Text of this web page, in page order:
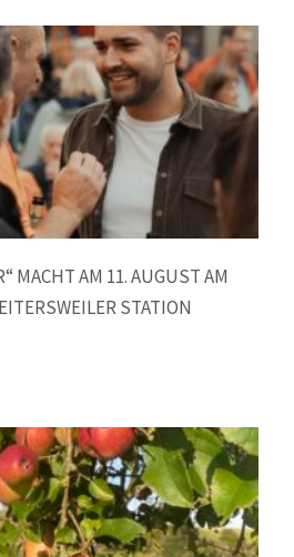
MACHT AM 11. AUGUST AM
STATION